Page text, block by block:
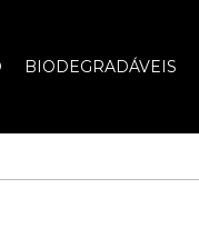
BIODEGRADÁVEIS